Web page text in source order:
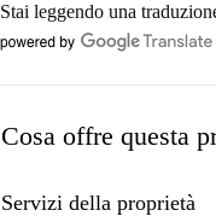
Stai leggendo una
Cosa offre questa
Servizi della proprietà